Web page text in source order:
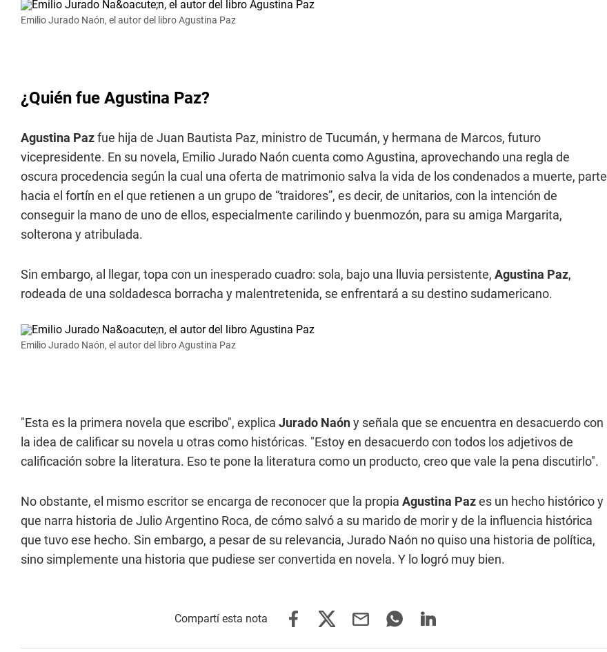
Emilio Jurado Naón, el autor del libro Agustina Paz
¿Quién fue Agustina Paz?
Agustina Pazfue hija de Juan Bautista Paz, ministro de Tucumán, y hermana de Marcos, futuro
vicepresidente. En su novela, Emilio Jurado Naón cuenta como Agustina, aprovechando una regla de
oscura procedencia según la cual una oferta de matrimonio salva la vida de los condenados a muerte, parte
hacia el fortín en el que retienen a un grupo de “traidores”, es decir, de unitarios, con la intención de
conseguir la mano de uno de ellos, especialmente carilindo y buenmozón, para su amiga Margarita,
solterona y atribulada.
Sin embargo, al llegar, topa con un inesperado cuadro: sola, bajo una lluvia persistente, Agustina Paz,
rodeada de una soldadesca borracha y malentretenida, se enfrentará a su destino sudamericano.
Emilio Jurado Naón, el autor del libro Agustina Paz
"Esta es la primera novela que escribo", explica Jurado Naóny señala que se encuentra en desacuerdo con
la idea de calificar su novela u otras como históricas. "Estoy en desacuerdo con todos los adjetivos de
calificación sobre la literatura. Eso te pone la literatura como un producto, creo que vale la pena discutirlo".
No obstante, el mismo escritor se encarga de reconocer que la propia Agustina Pazes un hecho histórico y
que narra historia de Julio Argentino Roca, de cómo salvó a su marido de morir y de la influencia histórica
que tuvo ese hecho. Sin embargo, a pesar de su relevancia, Jurado Naón no quiso una historia de política,
sino simplemente una historia que pudiese ser convertida en novela. Y lo logró muy bien.